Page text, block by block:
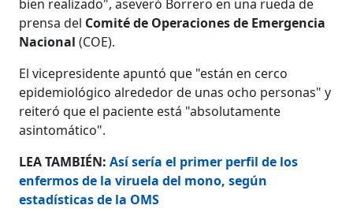
bien realizado", aseveró Borrero en una rueda de
prensa del Comité de Operaciones de Emergencia
Nacional (COE).
El vicepresidente apuntó que "están en cerco
epidemiológico alrededor de unas ocho personas" y
reiteró que el paciente está "absolutamente
asintomático".
LEA TAMBIÉN:Así sería el primer perfil de los
enfermos de la viruela del mono, según
estadísticas de la OMS